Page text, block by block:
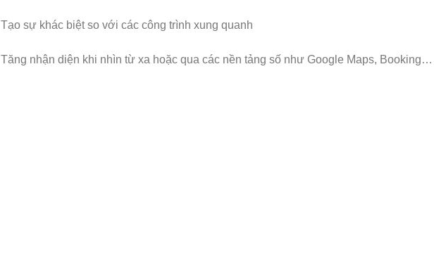
Tạo sự khác biệt so với các công trình xung quanh
Tăng nhận diện khi nhìn từ xa hoặc qua các nền tảng số như Google Maps, Booking…